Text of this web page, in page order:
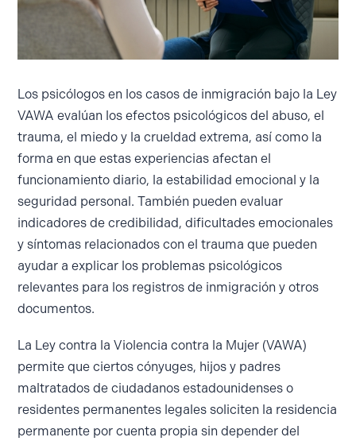
Los psicólogos en los casos de inmigración bajo la Ley
VAWA evalúan los efectos psicológicos del abuso, el
trauma, el miedo y la crueldad extrema, así como la
forma en que estas experiencias afectan el
funcionamiento diario, la estabilidad emocional y la
seguridad personal. También pueden evaluar
indicadores de credibilidad, dificultades emocionales
y síntomas relacionados con el trauma que pueden
ayudar a explicar los problemas psicológicos
relevantes para los registros de inmigración y otros
documentos.
La Ley contra la Violencia contra la Mujer (VAWA)
permite que ciertos cónyuges, hijos y padres
maltratados de ciudadanos estadounidenses o
residentes permanentes legales soliciten la residencia
permanente por cuenta propia sin depender del